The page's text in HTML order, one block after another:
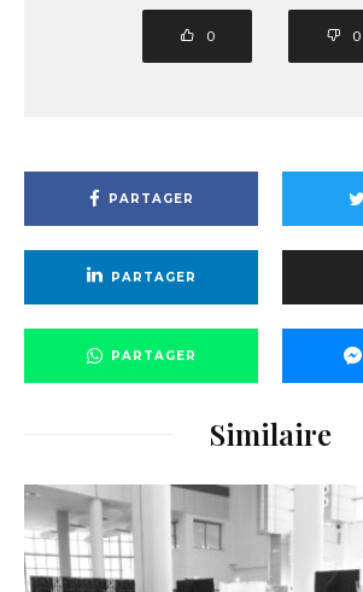
0 0
PARTAGER
PARTAGER
PARTAGER
Similaire